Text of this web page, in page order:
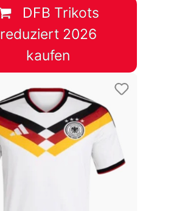
DFB Trikots
reduziert 2026
kaufen